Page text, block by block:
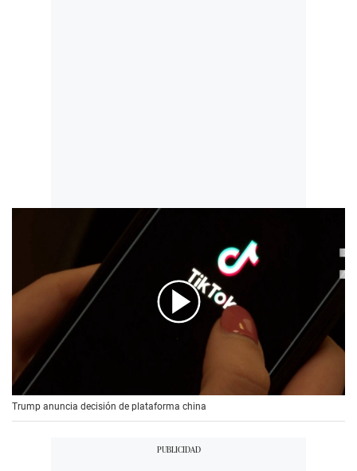
Trump anuncia decisión de plataforma china